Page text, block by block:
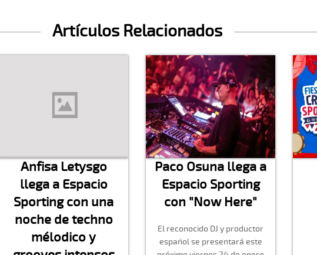
Artículos Relacionados
Anfisa Letysgo
llega a Espacio
Sporting con una
noche de techno
mélodico y
Paco Osuna llega a
Espacio Sporting
con "Now Here"
El reconocido DJ y productor
español se presentará este